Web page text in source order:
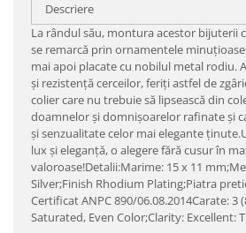
Descriere
La rândul său, montura acestor bijuterii
se remarcă prin ornamentele
mai apoi placate cu nobilul metal rodiu.
şi rezistenţă cerceilor, feriţi astfel de
colier care nu trebuie să lipsească din
doamnelor şi domnişoarelor rafinate şi
şi senzualitate celor mai elegante
lux şi eleganţă, o alegere fără cusur în
valoroase!Detalii:Marime: 15 x 11
Silver;Finish Rhodium Plating;Piatra
Certificat ANPC 890/06.08.2014Carate: 3
Saturated, Even Color;Clarity: Excellent: